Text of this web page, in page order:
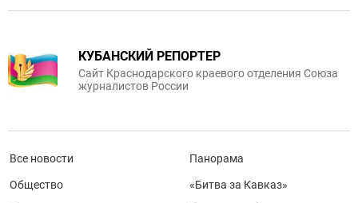
КУБАНСКИЙ РЕПОРТЕР
Сайт Краснодарского краевого отделения Союза
журналистов России
Все новости
Общество
Панорама
«Битва за Кавказ»